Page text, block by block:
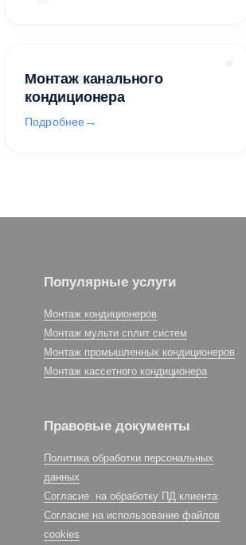
Монтаж канального
кондиционера
Подробнее
Популярные услуги
Монтаж кондиционеров
Монтаж мульти сплит систем
Монтаж промышленных кондиционеров
Монтаж кассетного кондиционера
Правовые документы
Политика обработки персональных
данных
Согласие на обработку ПД клиента
Согласие на использование файлов
cookies